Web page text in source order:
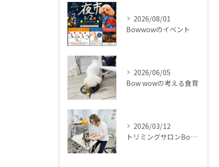
2026/08/01
Bowwowのイベント
2026/06/05
Bow wowの考える食育
2026/03/12
トリミングサロンBow wowのオーナーズコラム